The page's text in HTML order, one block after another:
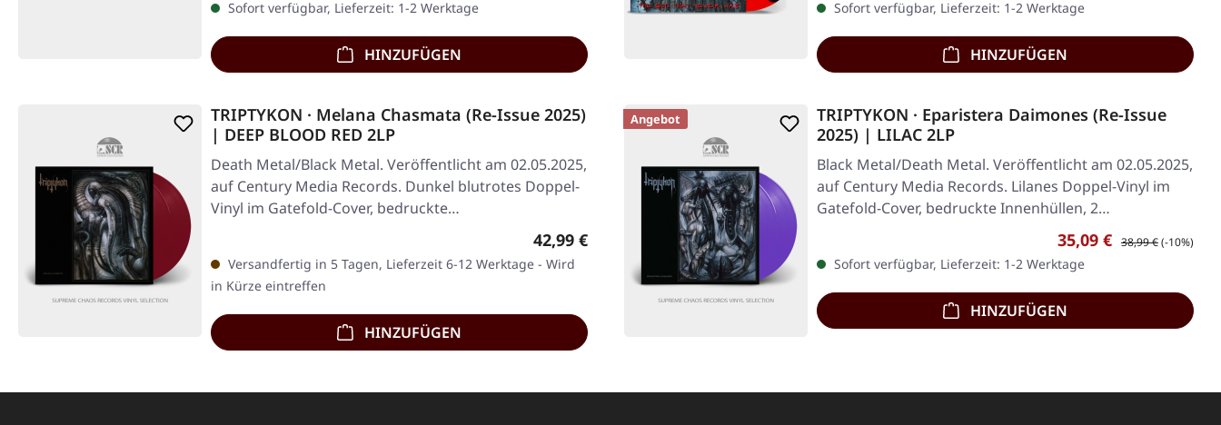
Sofort verfügbar, Lieferzeit: 1-2 Werktage
HINZUFÜGEN
Sofort verfügbar, Lieferzeit: 1-2 Werktage
HINZUFÜGEN
TRIPTYKON · Melana Chasmata (Re-Issue 2025)
| DEEP BLOOD RED 2LP
Death Metal/Black Metal. Veröffentlicht am 02.05.2025,
auf Century Media Records. Dunkel blutrotes Doppel-
Vinyl im Gatefold-Cover, bedruckte…
Regulärer Preis:
42,99 €
Versandfertig in 5 Tagen, Lieferzeit 6-12 Werktage - Wird
in Kürze eintreffen
HINZUFÜGEN
Angebot
TRIPTYKON · Eparistera Daimones (Re-Issue
2025) | LILAC 2LP
Black Metal/Death Metal. Veröffentlicht am 02.05.2025,
auf Century Media Records. Lilanes Doppel-Vinyl im
Gatefold-Cover, bedruckte Innenhüllen, 2…
Verkaufspreis:
35,09 € Regulärer Preis:
38,99 €(-10%)
Sofort verfügbar, Lieferzeit: 1-2 Werktage
HINZUFÜGEN